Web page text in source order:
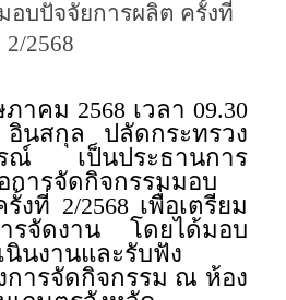
อบปัจจัยการผลิต ครั้งที่
2/2568
คม 2568 เวลา 09.30
นสกุล ปลัดกระทรวง
รณ์ เป็นประธานการ
การจัดกิจกรรมมอบ
งที่ 2/2568 เพื่อเตรียม
รจัดงาน โดยได้มอบ
นินงานและรับฟัง
การจัดกิจกรรม ณ ห้อง